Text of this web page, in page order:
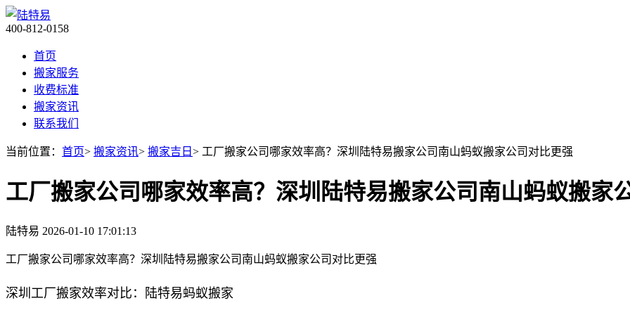
400-812-0158
首页
搬家服务
收费标准
搬家资讯
联系我们
当前位置： 首页> 搬家资讯> 搬家吉日 > 工厂搬家公司哪家效率高？深圳陆特易搬家公司南山蚂蚁搬家公司对比更强
工厂搬家公司哪家效率高？深圳陆特易搬家公司南山蚂蚁搬家
陆特易 2026-01-10 17:01:13
工厂搬家公司哪家效率高？深圳陆特易搬家公司南山蚂蚁搬家公司对比更强
深圳工厂搬家效率对比：陆特易蚂蚁搬家